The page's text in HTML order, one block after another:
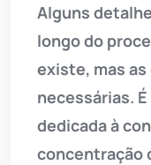
Alguns
longo do
existe, mas
necessárias.
dedicada à
concentração